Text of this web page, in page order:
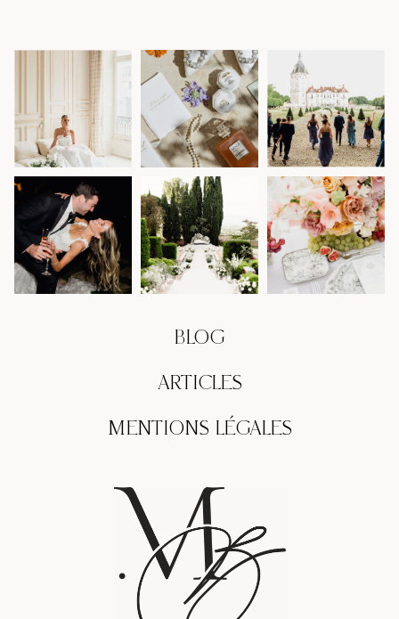
BLOG
ARTICLES
MENTIONS LÉGALES